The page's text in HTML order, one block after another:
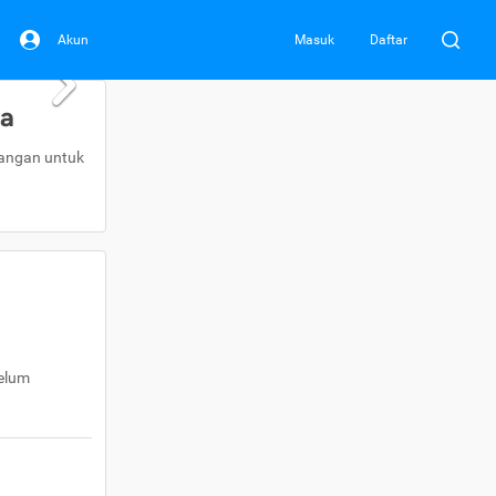
Akun Masuk Daftar
untuk